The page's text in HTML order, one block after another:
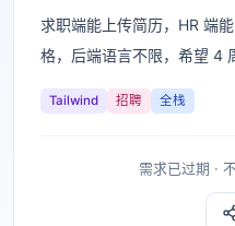
求职端能上传简历，HR 端
格，后端语言不限，希望 4
Tailwind 招聘 全栈
需求已过期 ·